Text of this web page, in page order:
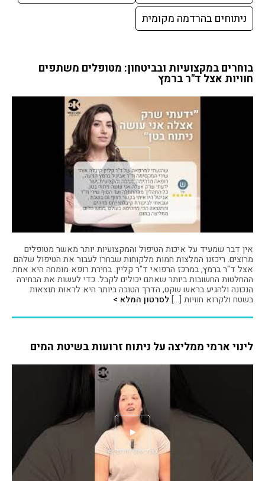
ניתוחים בהרדמה מקומית
בוחרים במקצועיות ובביטחון: מטופלים משתפים
חוויות אצל ד"ר ברמץ
אין דבר שמעיד על איכות הטיפול והמקצועיות יותר מאשר מטופלים
מרוצים. ריכזנו המלצות חמות מלקוחות שבחרו לעבור את הטיפול שלהם
אצל ד"ר ברמץ, במרכז הרפואי ד"ר קליין. בחירת רופא מומחה היא אחת
ההחלטות החשובות ביותר שאתם יכולים לקבל. כדי לעשות את הבחירה
הנכונה ולהגיע בראש שקט, הדרך הטובה ביותר היא לראות תוצאות
בשטח ולקרוא חוויות […]לסרטון המלא >
לינוי ארמי ממליצה על ניתוח זרועות בשיטת המים